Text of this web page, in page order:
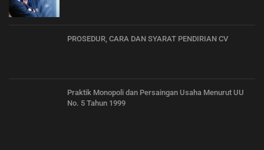
PROSEDUR, CARA DAN SYARAT PENDIRIAN CV
Praktik Monopoli dan Persaingan Usaha Menurut UU
No. 5 Tahun 1999